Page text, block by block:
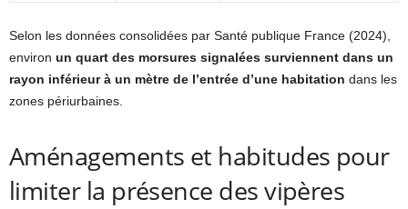
Selon les données consolidées par Santé publique France (2024),
environ un quart des morsures signalées surviennent dans un
rayon inférieur à un mètre de l’entrée d’une habitation dans les
zones périurbaines.
Aménagements et habitudes pour
limiter la présence des vipères